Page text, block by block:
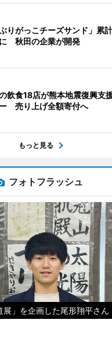
ぶりがっこチーズサンド」累
秋田の企業が開発
飲食18店が熊本地震復興支
売り上げ全額寄付へ
もっと見る
フォトフラッシュ
展」を企画した尾形翔平さん